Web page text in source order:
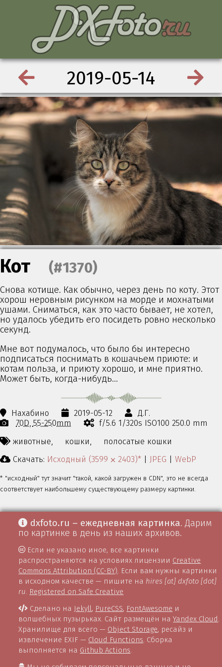
2019-05-14
Кот (#1370)
Снова котище. Как обычно, через день по коту. Этот
хорош неровным рисунком на морде и мохнатыми
ушами. Сниматься, как это часто бывает, не хотел,
но удалось убедить его посидеть ровно несколько
секунд.
Мне вот подумалось, что было бы интересно
подписаться поснимать в кошачьем приюте: и
котам польза, и приюту хорошо, и мне приятно.
Может быть, когда-нибудь…
Нахабино 2019-05-12
Д.Г.
70D 55-250mm
f/5.6 1/320s ISO100 250.0 mm
животные,
кошки,
полосатые кошки
Скачать: Исходный (3599 ⨉ 2403)* JPEG WebP
* "исходный" тут значит "такой, какой загружен в CDN", это не всегда
соответствует наибольшему существующему размеру картинки.
dxfoto.ru – ежедневная картинка. Дарим
по картинке в день из наших архивов.
Если не указано иное, все картинки
распространяются на условиях лицензии Creative
Commons Attribution (CC-BY). Если вам нужны картинки
в исходном качестве — пишите на hires [at] dxfoto [dot]
ru. Registered on Safe Creative
Сделано на Jekyll, PureCSS, FontAwesome и
волшебных пузырьках. Сайт размещён наYandex Cloud.
Хранилище для всего — Object Storage, ресайз и
извлечение EXIF — Cloud Functions. Сборка
выполняется на Github Actions.